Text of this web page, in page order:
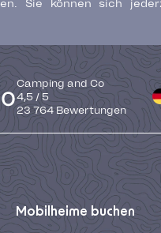
Sie können sich
Camping and Co
4,5 / 5
23 764Bewertungen
Mobilheime buchen